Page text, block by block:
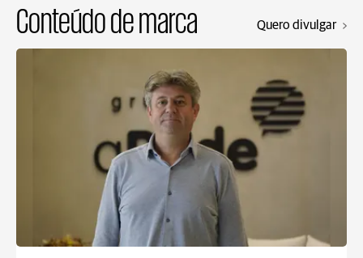
Conteúdo de marca Quero divulgar